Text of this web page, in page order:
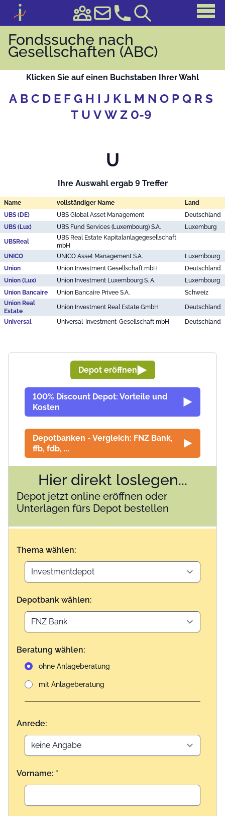
Fondssuche nach
Gesellschaften (ABC)
Klicken Sie auf einen Buchstaben Ihrer Wahl
A B C D E F G H I J K L M N O P Q R S
T U V W Z 0-9
U
Ihre Auswahl ergab 9 Treffer
Name vollständiger Name
Land
UBS (DE)
UBS Global Asset Management
Deutschland
UBS (Lux)
UBS Fund Services (Luxembourg) S.A. Luxemburg
UBSReal
UBS Real Estate Kapitalanlagegesellschaft
mbH
UNICO
UNICO Asset Management S.A.
Luxembourg
Union
Union Investment Gesellschaft mbH
Deutschland
Union (Lux)
Union Investment Luxembourg S. A.
Luxembourg
Union Bancaire
Union Bancaire Privee S.A.
Schweiz
Union Real
Estate
Union Investment Real Estate GmbH Deutschland
Universal Universal-Investment-Gesellschaft mbH Deutschland
Depot eröffnen
100% Discount Depot: Vorteile und
Kosten
Depotbanken - Vergleich: FNZ Bank,
ffb, fdb, ...
Hier direkt loslegen...
Depot jetzt online eröffnen oder
Unterlagen fürs Depot bestellen
Thema wählen:
Depotbank wählen:
Beratung wählen:
ohne Anlageberatung
mit Anlageberatung
Anrede:
Vorname: *